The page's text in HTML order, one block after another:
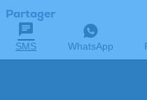
Partager
SMS WhatsApp